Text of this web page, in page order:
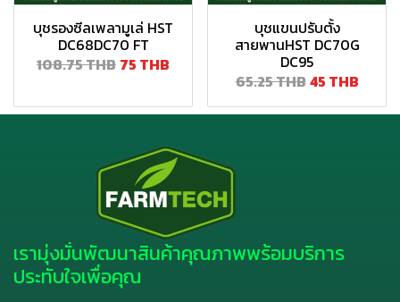
บุชรองซีลเพลามูเล่ HST
DC68DC70 FT
108.75 THB 75 THB
บุชแขนปรับตั้ง
สายพานHST DC70G
DC95
65.25 THB45 THB
เรามุ่งมั่นพัฒนาสินค้าคุณภาพพร้อมบริการ
ประทับใจเพื่อคุณ